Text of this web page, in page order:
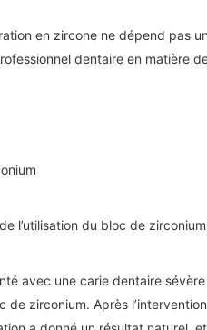
en zircone ne dépend
dentaire en matière
l’utilisation du bloc de
avec une carie dentaire
zirconium. Après